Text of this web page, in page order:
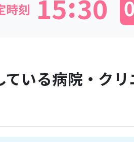
15 30
ている病院・ク